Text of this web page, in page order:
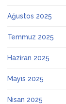
Ağustos 2025
Temmuz 2025
Haziran 2025
Mayıs 2025
Nisan 2025